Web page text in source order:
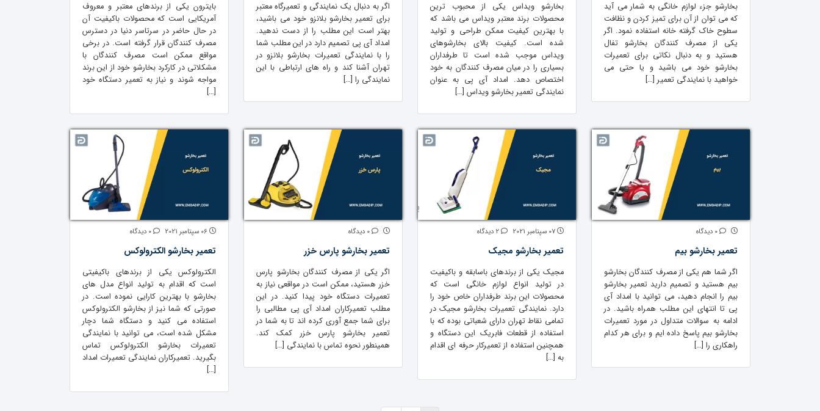
بخارشو جزء لوازم خانگی به شمار می آید
که می توان از آن برای تمیز کردن و نظافت
سطوح خاک گرفته خانه استفاده نمود. اگر
یکی از مصرف کنندگان بخارشو تفال
هستید و به دنبال نکاتی برای تعمیرات
بخارشو خود می باشید و یا حتی می
خواهید با نمایندگی تعمیر […]
بخارشو ویداس یکی از محبوب ترین
محصولات برند معتبر ویداس می باشد که
با بهترین کیفیت ممکن طراحی و تولید
شده است. کیفیت بالای بخارشوهای
ویداس موجب شده است تا طرفداران
بسیاری را در میان مصرف کنندگان به خود
اختصاص دهد. امداد آی پی به عنوان
نمایندگی تعمیر بخارشو ویداس […]
اگر به دنبال یک نمایندگی و تعمیرگاه معتبر
برای تعمیر بخارشو بلانزو خود می باشید،
بهتر است این مطلب را از دست ندهید.
امداد آی پی تصمیم دارد در این مطلب شما
را با نمایندگی تعمیرات بخارشو بلانزو در
تهران آشنا کند و راه های ارتباطی با این
نمایندگی را […]
بایترون یکی از برندهای معتبر و معروف
آمریکایی است که محصولات باکیفیت آن
در حال حاضر در سرتاسر دنیا در دسترس
مصرف کنندگان قرار گرفته است. در برخی
مواقع ممکن است مصرف کنندگان با
مشکلاتی در کارکرد بخارشو خود از این برند
مواجه شوند و نیاز به تعمیر دستگاه خود
[…]
تعمیر بخارشو بیم
اگر شما هم یکی از مصرف کنندگان بخارشو
بیم هستید و تصمیم دارید تعمیر بخارشو
بیم را انجام دهید، می توانید با امداد آی
پی تا انتهای این مطلب همراه باشید. در
ادامه به سوالات متداول در مورد تعمیرات
بخارشو بیم پاسخ داده ایم و برای هر کدام
راهکاری را […]
تعمیر بخارشو مجیک
مجیک یکی از برندهای باسابقه و باکیفیت
در تولید انواع لوازم خانگی است که
محصولات این برند طرفداران خاص خود را
دارد. نمایندگی تعمیرات بخارشو مجیک در
تمامی نقاط تهران دارای شعباتی بوده که با
استفاده از قطعات فابریک این دستگاه و
همچنین استفاده از تعمیرکار حرفه ای اقدام
به […]
تعمیر بخارشو پارس خزر
اگر یکی از مصرف کنندگان بخارشو پارس
خزر هستید، ممکن است در مواقعی نیاز به
تعمیرات دستگاه خود پیدا کنید. در این
مطلب تعمیرکاران امداد آی پی مطالبی را
برای شما جمع آوری کرده اند تا به شما در
تعمیر بخارشو پارس خزر کمک کند.
همینطور نحوه تماس با نمایندگی […]
تعمیر بخارشو الکترولوکس
الکترولوکس یکی از برندهای باکیفیتی
است که اقدام به تولید انواع مدل های
بخارشو با بهترین کارایی نموده است. در
صورتی که شما نیز از بخارشو الکترولوکس
استفاده می کنید و دستگاه شما دچار
مشکل شده است، می توانید با نمایندگی
تعمیرات بخارشو الکترولوکس تماس
بگیرید. تعمیرکاران نمایندگی تعمیرات امداد
[…]